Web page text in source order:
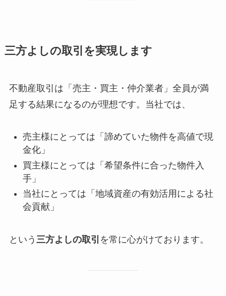
三方よしの取引を実現します
不動産取引は「売主・買主・仲介業者」全員が満
足する結果になるのが理想です。当社では、
売主様にとっては「諦めていた物件を高値で現
金化」
買主様にとっては「希望条件に合った物件入
手」
当社にとっては「地域資産の有効活用による社
会貢献」
という 三方よしの取引 を常に心がけております。